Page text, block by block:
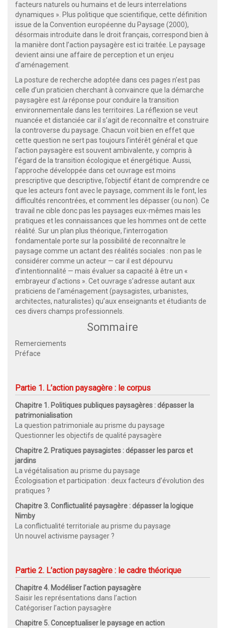
facteurs naturels ou humains et de leurs interrelations
dynamiques ». Plus politique que scientifique, cette définition
issue de la Convention européenne du Paysage (2000),
désormais introduite dans le droit français, correspond bien à
la manière dont l’action paysagère est ici traitée. Le paysage
devient ainsi une affaire de perception et un enjeu
d’aménagement.
La posture de recherche adoptée dans ces pages n’est pas
celle d’un praticien cherchant à convaincre que la démarche
paysagère est laréponse pour conduire la transition
environnementale dans les territoires. La réflexion se veut
nuancée et distanciée car il s’agit de reconnaître et construire
la controverse du paysage. Chacun voit bien en effet que
cette question ne sert pas toujours l’intérêt général et que
l’action paysagère est souvent ambivalente, y compris à
l’égard de la transition écologique et énergétique. Aussi,
l’approche développée dans cet ouvrage est moins
prescriptive que descriptive, l’objectif étant de comprendre ce
que les acteurs font avec le paysage, comment ils le font, les
difficultés rencontrées, et comment les dépasser (ou non). Ce
travail ne cible donc pas les paysages eux-mêmes mais les
pratiques et les connaissances que les hommes ont de cette
réalité. Sur un plan plus théorique, l’interrogation
fondamentale porte sur la possibilité de reconnaître le
paysage comme un actant des réalités sociales : non pas le
considérer comme un acteur — car il est dépourvu
d’intentionnalité — mais évaluer sa capacité à être un «
embrayeur d’actions ». Cet ouvrage s’adresse autant aux
praticiens de l’aménagement (paysagistes, urbanistes,
architectes, naturalistes) qu’aux enseignants et étudiants de
ces divers champs professionnels.
Sommaire
Remerciements
Préface
Partie 1. L’action paysagère : le corpus
Chapitre 1. Politiques publiques paysagères : dépasser la
patrimonialisation
La question patrimoniale au prisme du paysage
Questionner les objectifs de qualité paysagère
Chapitre 2. Pratiques paysagistes : dépasser les parcs et
jardins
La végétalisation au prisme du paysage
Écologisation et participation : deux facteurs d’évolution des
pratiques ?
Chapitre 3. Conflictualité paysagère : dépasser la logique
Nimby
La conflictualité territoriale au prisme du paysage
Un nouvel activisme paysager ?
Partie 2. L’action paysagère : le cadre théorique
Chapitre 4. Modéliser l’action paysagère
Saisir les représentations dans l’action
Catégoriser l’action paysagère
Chapitre 5. Conceptualiser le paysage en action